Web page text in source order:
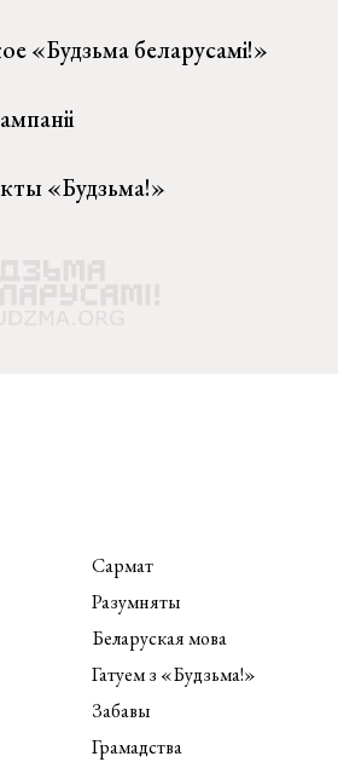
«Будзьма беларусамі!»
«Будзьма!»
Сармат
Разумняты
Беларуская мова
Гатуем з «Будзьма!»
Забавы
Грамадства